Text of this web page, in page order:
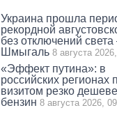
Украина прошла
рекордной
без отключений света
Шмыгаль 8 августа
«Эффект путина»: в
российских регионах
визитом резко
бензин 8 августа 2026,